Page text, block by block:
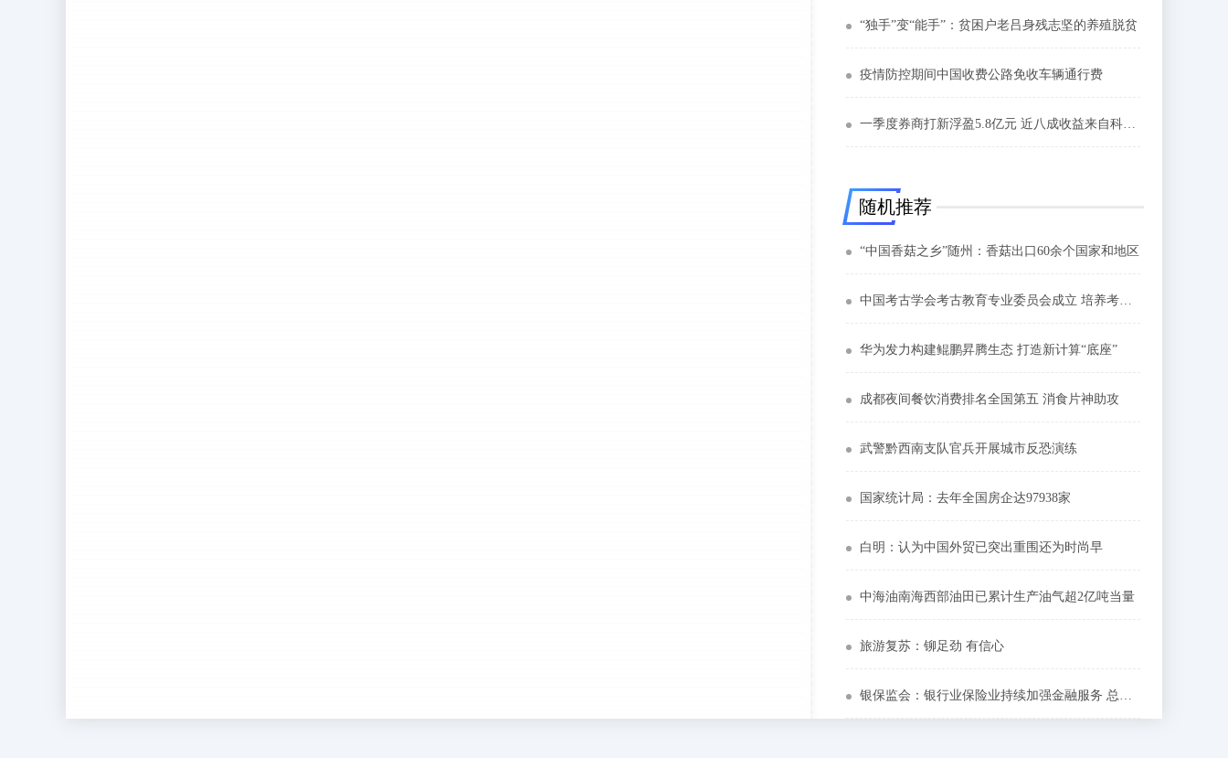
“独手”变“能手”：贫困户老吕身残志坚的养殖脱贫
疫情防控期间中国收费公路免收车辆通行费
一季度券商打新浮盈5.8亿元 近八成收益来自科创板
随机推荐
“中国香菇之乡”随州：香菇出口60余个国家和地区
中国考古学会考古教育专业委员会成立 培养考古人才
华为发力构建鲲鹏昇腾生态 打造新计算“底座”
成都夜间餐饮消费排名全国第五 消食片神助攻
武警黔西南支队官兵开展城市反恐演练
国家统计局：去年全国房企达97938家
白明：认为中国外贸已突出重围还为时尚早
中海油南海西部油田已累计生产油气超2亿吨当量
旅游复苏：铆足劲 有信心
银保监会：银行业保险业持续加强金融服务 总资产平稳增长